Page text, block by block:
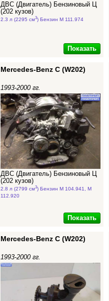
ДВС (Двигатель) Бензиновый Ц
(202 кузов)
2.3 л (2295 см3) Бензин M 111.974
Показать
Mercedes-Benz C (W202)
1993-2000 гг.
ДВС (Двигатель) Бензиновый Ц
(202 кузов)
2.8 л (2799 см3) Бензин M 104.941, M
112.920
Показать
Mercedes-Benz C (W202)
1993-2000 гг.